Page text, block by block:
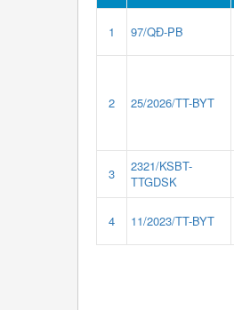
1 97/QĐ-PB
2 25/2026/TT-BYT
3
2321/KSBT-
TTGDSK
4 11/2023/TT-BYT